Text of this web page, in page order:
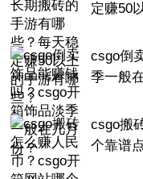
定赚50
csgo倒
季一般
csgo搬
个靠谱